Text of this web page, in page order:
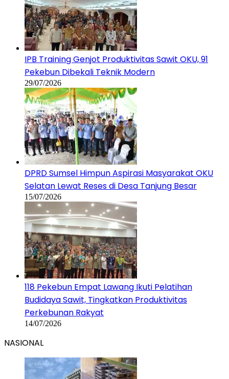
IPB Training Genjot Produktivitas Sawit OKU, 91
Pekebun Dibekali Teknik Modern
29/07/2026
DPRD Sumsel Himpun Aspirasi Masyarakat OKU
Selatan Lewat Reses di Desa Tanjung Besar
15/07/2026
118 Pekebun Empat Lawang Ikuti Pelatihan
Budidaya Sawit, Tingkatkan Produktivitas
Perkebunan Rakyat
14/07/2026
NASIONAL